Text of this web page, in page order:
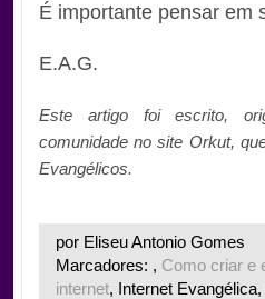
É importante pensar em
E.A.G.
Este artigo foi escrito,
comunidade no site Orkut,
Evangélicos.
por Eliseu Antonio Gomes
Marcadores: , Como criar e
internet, Internet Evangélica,